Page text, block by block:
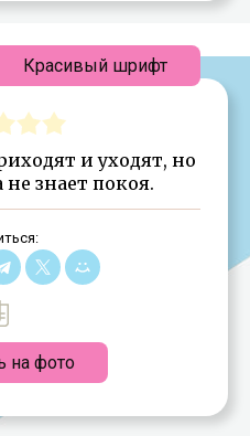
и уходят, но
знает покоя.
на фото
Красивый шрифт